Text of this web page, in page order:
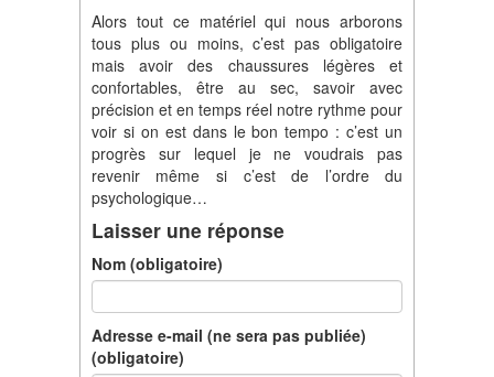
Alors tout ce matériel qui nous arborons
tous plus ou moins, c’est pas obligatoire
mais avoir des chaussures légères et
confortables, être au sec, savoir avec
précision et en temps réel notre rythme pour
voir si on est dans le bon tempo : c’est un
progrès sur lequel je ne voudrais pas
revenir même si c’est de l’ordre du
psychologique…
Laisser une réponse
Nom (obligatoire)
Adresse e-mail (ne sera pas publiée)
(obligatoire)